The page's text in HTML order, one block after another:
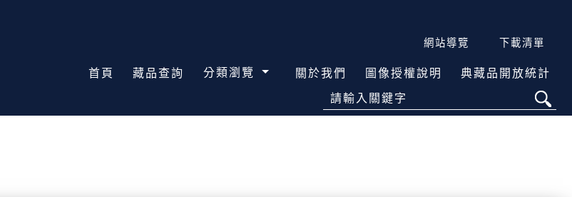
網站導覽 下載清單
首頁 藏品查詢 分類瀏覽 關於我們 圖像授權說明 典藏品開放統計
請輸入關鍵字